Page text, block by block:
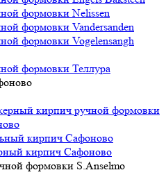
формовки Nelissen
формовки Vandersanden
формовки Vogelensangh
формовки Теллура
кирпич ручной формовки
кирпич Сафоново
кирпич Сафоново
формовки S.Anselmo